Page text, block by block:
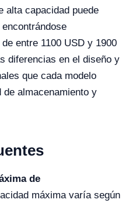
alta capacidad puede
entre 1100 USD y 1900
diferencias en el diseño y
que cada modelo
almacenamiento y
de
máxima varía según